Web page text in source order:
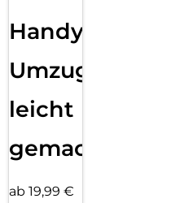
Handy
Umzug
leicht
gemacht!
ab 19,99 €